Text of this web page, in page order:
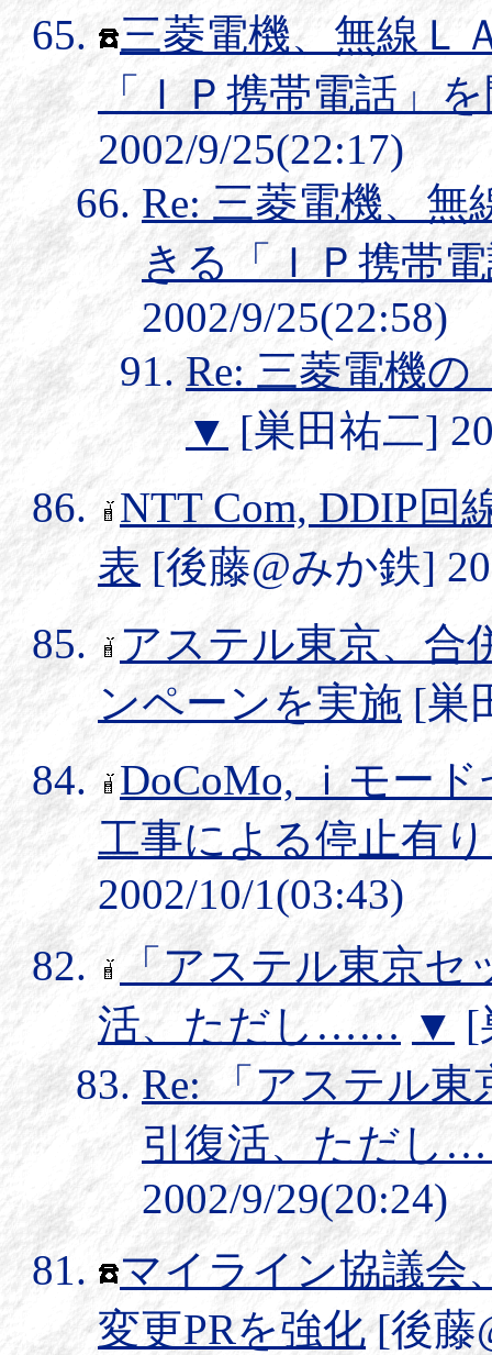
三菱電機、無線Ｌ
「ＩＰ携帯電話」
2002/9/25(22:17)
Re: 三菱電機、
きる「ＩＰ携帯
2002/9/25(22:58)
Re: 三菱電機の
▼ [巣田祐二]
NTT Com, DDIP回
表 [後藤@みか鉄]
アステル東京、合
ンペーンを実施 [巣
DoCoMo, ｉモー
工事による停止有
2002/10/1(03:43)
「アステル東京
活、ただし…… ▼ [
Re: 「アステル
引復活、ただし
2002/9/29(20:24)
マイライン協議会
変更PRを強化[後藤